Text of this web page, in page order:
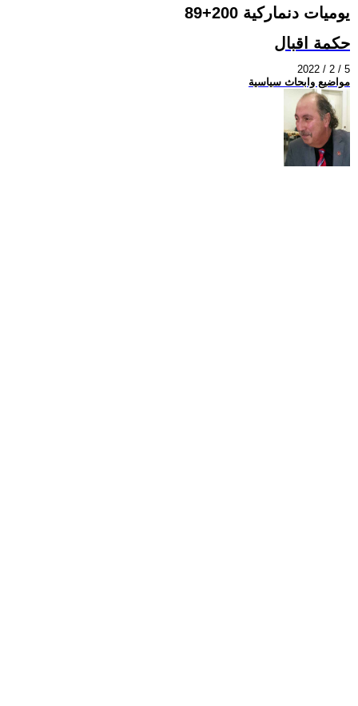
يوميات دنماركية 200+89
حكمة اقبال
2022 / 2 / 5
مواضيع وابحاث سياسية